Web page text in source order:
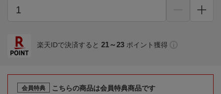
楽天IDで決済すると 21～23 ポイント獲得
会員特典
こちらの商品は会員特典商品です